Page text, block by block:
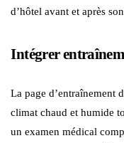
d’hôtel avant et après
Intégrer
La page d’entraînement
climat chaud et humide
un examen médical